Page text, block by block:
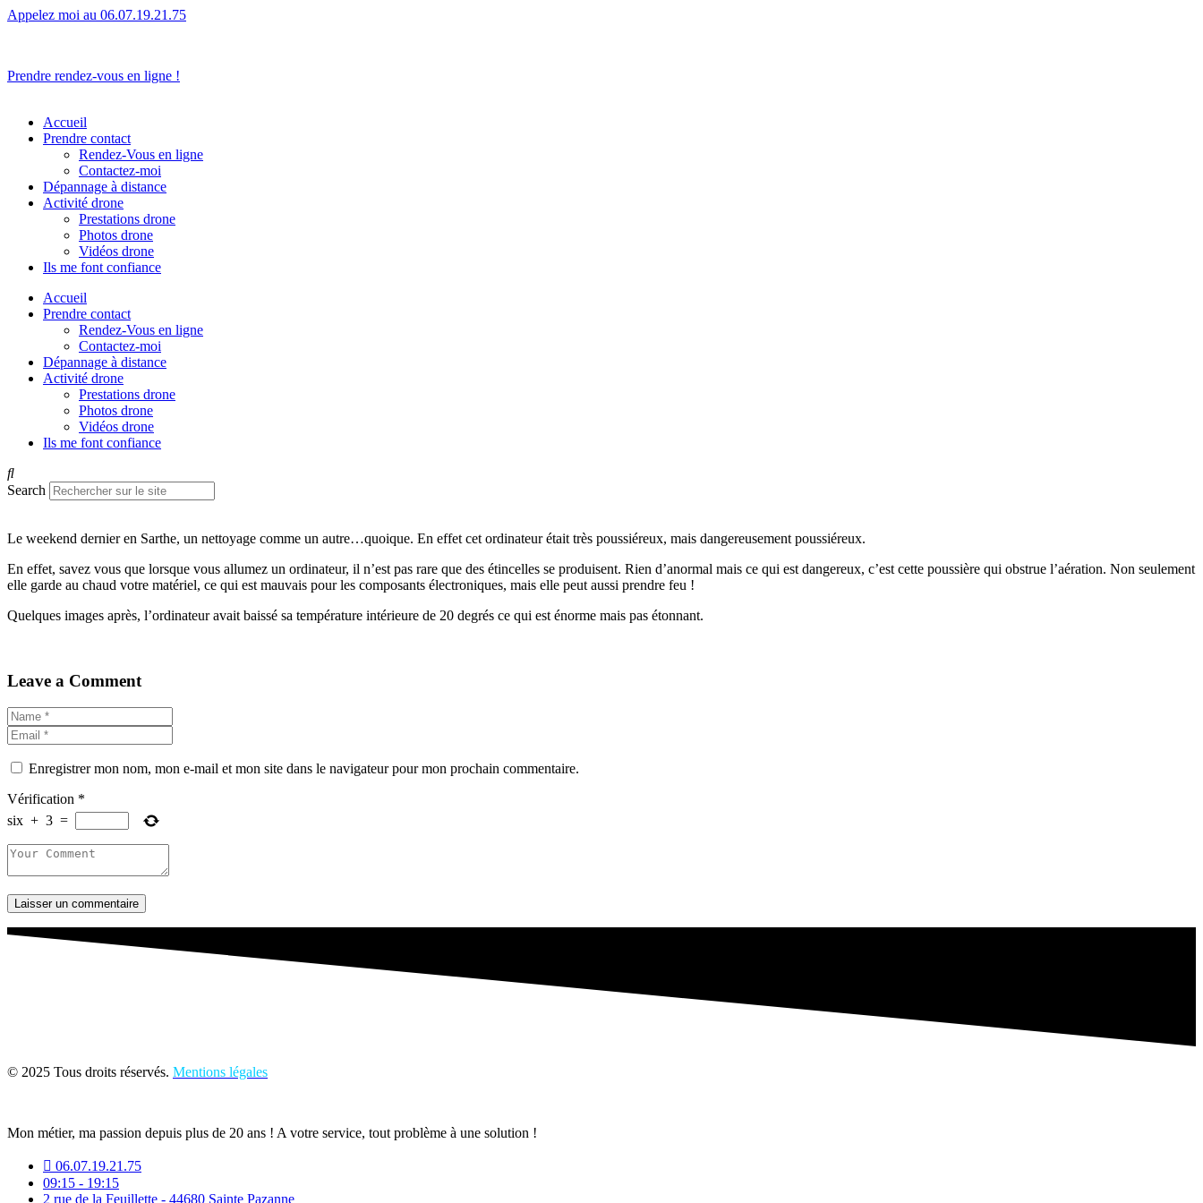
Appelez moi au 06.07.19.21.75
Prendre rendez-vous en ligne !
Accueil
Prendre contact
Rendez-Vous en ligne
Contactez-moi
Dépannage à distance
Activité drone
Prestations drone
Photos drone
Vidéos drone
Ils me font confiance
Accueil
Prendre contact
Rendez-Vous en ligne
Contactez-moi
Dépannage à distance
Activité drone
Prestations drone
Photos drone
Vidéos drone
Ils me font confiance
Search
Le weekend dernier en Sarthe, un nettoyage comme un autre…quoique. En effet cet ordinateur était très poussiéreux, mais dangereusement poussiéreux.
En effet, savez vous que lorsque vous allumez un ordinateur, il n’est pas rare que des étincelles se produisent. Rien d’anormal mais ce qui est dangereux, c’est cette poussière qui obstrue l’aération. Non seulement
elle garde au chaud votre matériel, ce qui est mauvais pour les composants électroniques, mais elle peut aussi prendre feu !
Quelques images après, l’ordinateur avait baissé sa température intérieure de 20 degrés ce qui est énorme mais pas étonnant.
Leave a Comment
Enregistrer mon nom, mon e-mail et mon site dans le navigateur pour mon prochain commentaire.
Vérification *
six + 3 =
Laisser un commentaire
© 2025 Tous droits réservés. Mentions légales
Mon métier, ma passion depuis plus de 20 ans ! A votre service, tout problème à une solution !
06.07.19.21.75
09:15 - 19:15
2 rue de la Feuillette - 44680 Sainte Pazanne